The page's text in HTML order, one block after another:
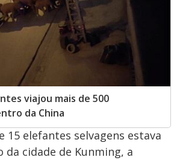
viajou mais de 500
da China
15 elefantes selvagens estava
da cidade de Kunming, a